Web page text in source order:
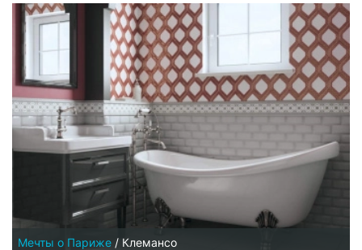
Мечты о Париже / Клемансо